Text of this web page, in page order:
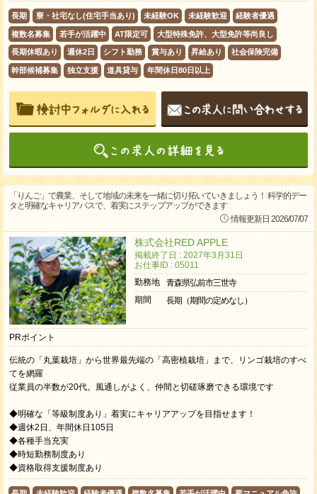
長期 寮・社宅なし(住宅手当あり) 未経験OK 未経験歓迎 経験者優遇
複数名募集 若手が活躍中 AT限定可 大型特殊免許、大型免許等尚良し
長期休暇あり 週休2日 シフト勤務 賞与あり 昇給あり 社会保険完備
幹部候補募集 独立支援 道具貸与 年間休日80日以上
「りんご」で農業、そして地域の未来を一緒に切り拓いていきましょう！ 科学的デー
タと明確なキャリアパスで、着実にステップアップができます
情報更新日 2026/07/07
株式会社RED APPLE
掲載終了日 : 2027年3月31日
お仕事ID : 05011
勤務地
青森県弘前市三世寺
期間
長期（期間の定めなし）
PRポイント
伝統の「丸葉栽培」から世界最先端の「高密植栽培」まで、リンゴ栽培のすべ
てを網羅
従業員の半数が20代。風通しがよく、仲間と切磋琢磨できる環境です
◆明確な「等級制度あり」着実にキャリアアップを目指せます！
◆週休2日、年間休日105日
◆各種手当充実
◆時短勤務制度あり
◆資格取得支援制度あり